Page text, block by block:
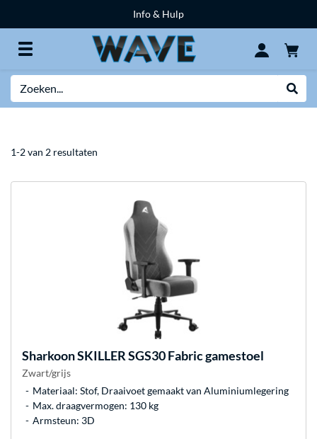
Info & Hulp
1-2 van 2 resultaten
SharkoonSKILLER SGS30 Fabric gamestoel
Zwart/grijs
Materiaal: Stof, Draaivoet gemaakt van Aluminiumlegering
Max. draagvermogen: 130 kg
Armsteun: 3D